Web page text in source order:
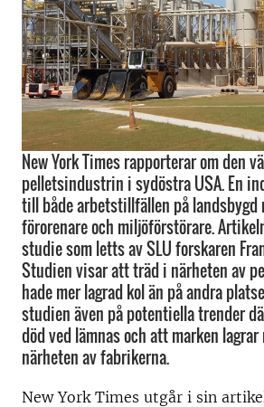
New York Times rapporterar om den
pelletsindustrin i sydöstra USA. En
till både arbetstillfällen på landsbygd
förorenare och miljöförstörare.
studie som letts av SLU forskaren
Studien visar att träd i närheten av
hade mer lagrad kol än på andra
studien även på potentiella trender
död ved lämnas och att marken
närheten av fabrikerna.
New York Times utgår i sin